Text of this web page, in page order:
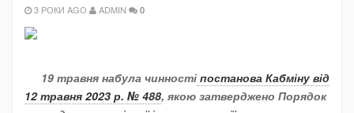
3 РОКИ AGO ADMIN 0
19 травня набула чинності постанова Кабміну від
12 травня 2023 р. № 488, якою затверджено Порядок